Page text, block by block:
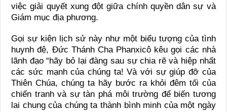
việc giải quyết xung đột giữa chính quyền dân sự và
Giám mục địa phương.
Gọi sự kiện lịch sử này như một biểu tượng của tình
huynh đệ, Đức Thánh Cha Phanxicô kêu gọi các nhà
lãnh đạo “hãy bỏ lại đàng sau sự chia rẽ và hiệp nhất
các sức mạnh của chúng ta! Và với sự giúp đỡ của
Thiên Chúa, chúng ta hãy bước ra khỏi đêm tối của
chiến tranh và sự tàn phá môi trường để biến tương
lai chung của chúng ta thành bình minh của một ngày